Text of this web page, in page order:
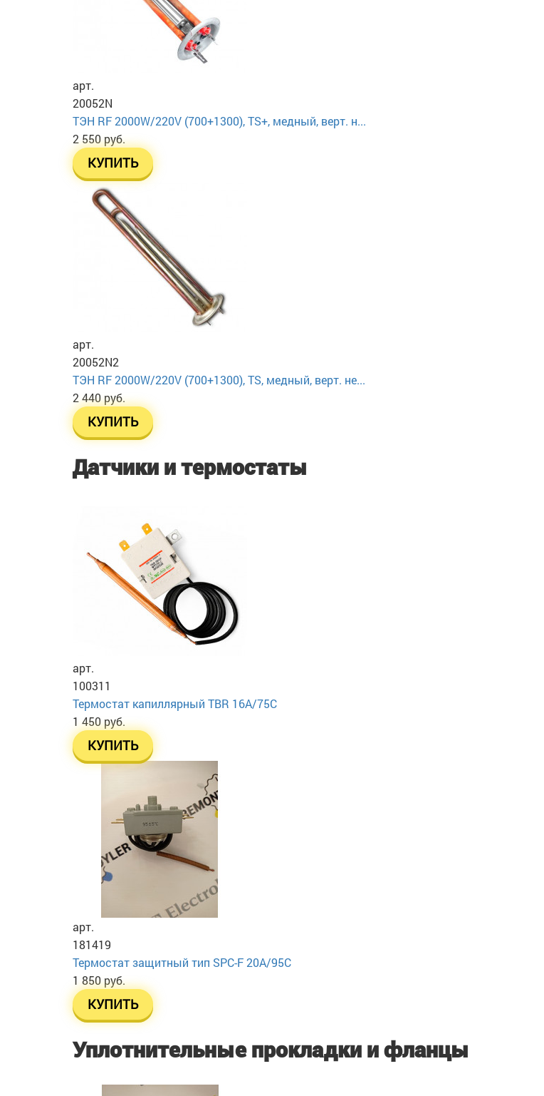
арт.
20052N
ТЭН RF 2000W/220V (700+1300), TS+, медный, верт. н...
2 550 руб.
КУПИТЬ
арт.
20052N2
ТЭН RF 2000W/220V (700+1300), TS, медный, верт. не...
2 440 руб.
КУПИТЬ
Датчики и термостаты
арт.
100311
Термостат капиллярный TBR 16A/75C
1 450 руб.
КУПИТЬ
арт.
181419
Термостат защитный тип SPC-F 20A/95C
1 850 руб.
КУПИТЬ
Уплотнительные прокладки и фланцы